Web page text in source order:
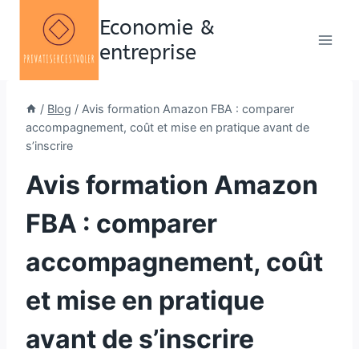
contenu
Economie &
entreprise
/ Blog / Avis formation Amazon FBA : comparer
accompagnement, coût et mise en pratique avant de
s’inscrire
Avis formation Amazon
FBA : comparer
accompagnement, coût
et mise en pratique
avant de s’inscrire